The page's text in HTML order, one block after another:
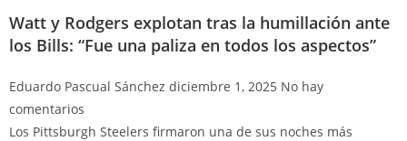
Watt y Rodgers explotan tras la humillación ante
los Bills: “Fue una paliza en todos los aspectos”
Eduardo Pascual Sánchez diciembre 1, 2025 No hay
comentarios
Los Pittsburgh Steelers firmaron una de sus noches más